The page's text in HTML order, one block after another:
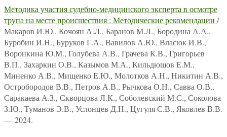
Методика участия судебно-медицинского эксперта в осмотре
трупа на месте происшествия : Методические рекомендации /
Макаров И.Ю., Кочоян А.Л., Баранов М.Л., Бородина А.А.,
Буробин И.Н., Буруков Г.А., Вавилов А.Ю., Власюк И.В.,
Воронкина Ю.М., Голубева А.В., Грачева К.В., Григорьев
В.П., Захаркин О.В., Казымов М.А., Кильдюшов Е.М.,
Миненко А.В., Мищенко Е.Ю., Молотков А.Н., Никитин А.В.,
Остробородов В.В., Петров А.В., Рычкова О.Н., Савва О.В.,
Саракаева А.З., Скворцова Л.К., Соболевский М.С., Соколова
З.Ю., Туманов Э.В., Услонцев Д.Н., Цугуля С.В., Яковлев В.В.
— 2024.